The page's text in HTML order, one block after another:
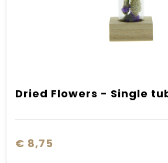
Dried Flowers - Single
€ 8,75